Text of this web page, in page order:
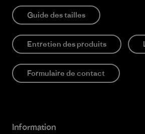
Guide des tailles
Entretien des produits
Formulaire de contact
Information